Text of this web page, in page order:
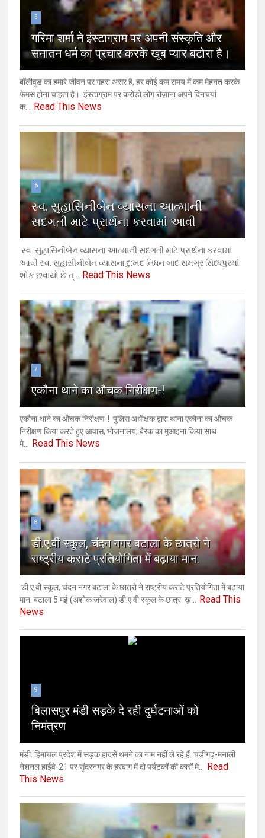
5
गरिमा शर्मा ने इंस्टाग्राम पर अपनी संस्कृति और
सनातन धर्म का प्रचार करके खूब प्यार बटोरा है।
बॉलीवुड का हमारे जीवन पर गहरा असर है, हर कोई कम समय में कम मेहनत करके
फेमस होना चाहता है। इंस्टाग्राम पर करोड़ो लोग रोज़ाना अपने दिनचर्या
क... Read This News
6
સ્વ. સુહાસિનીબેન વ્યાસના આત્માની
સદગતી માટે પ્રાર્થના કરવામાં આવી
સ્વ. સુહાસિનીબેન વ્યાસના આત્માની સદગતી માટે પ્રાર્થના કરવામાં
આવી સ્વ. સુહાસીનીબેન વ્યાસના દુ:ખદ નિધન બાદ સમગ્ર સિધ્ધપુરમાં
શોક છવાયો છે ત્... Read This News
7
एकौना थाने का औचक निरीक्षण-!
एकौना थाने का औचक निरीक्षण-! ​ ​पुलिस अधीक्षक द्वारा थाना एकौना का औचक
निरीक्षण किया करते हुए आवास, भोजनालय, बैरक का मुआइना किया साथ
मे... Read This News
8
डी.ए.वी स्कूल, चंदन नगर बटाला के छात्रो ने
राष्ट्रीय कराटे प्रतियोगिता में बढ़ाया मान.
डी.ए.वी स्कूल, चंदन नगर बटाला के छात्रो ने राष्ट्रीय कराटे प्रतियोगिता में बढ़ाया
मान. बटाला 5 मई (अशोक ‌जरेवाल) डी.ए.वी स्कूल के छात्र ख़... Read This
News
9
बिलासपुर मंडी सड़के दे रही दुर्घटनाओं को
निमंत्रण
मंडी: हिमाचल प्रदेश में सड़क हादसे थमने का नाम नहीं ले रहे हैं. चंडीगढ़-मनाली
नेशनल हाईवे-21 पर सुंदरनगर के हरबाग में दो पर्यटकों की कारों मे... Read
This News